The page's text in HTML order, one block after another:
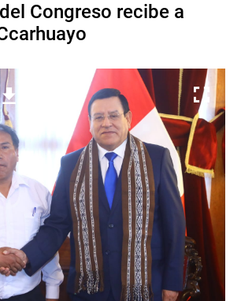
Congreso recibe a